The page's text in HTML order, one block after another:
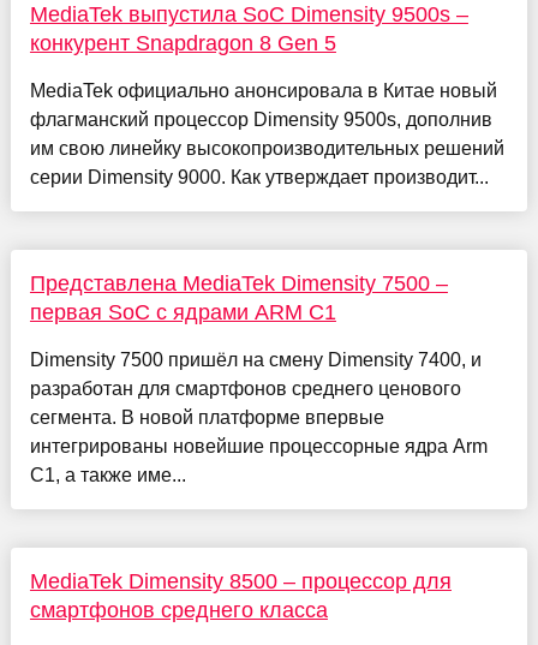
MediaTek выпустила SoC Dimensity 9500s –
конкурент Snapdragon 8 Gen 5
MediaTek официально анонсировала в Китае новый
флагманский процессор Dimensity 9500s, дополнив
им свою линейку высокопроизводительных решений
серии Dimensity 9000. Как утверждает производит...
Представлена MediaTek Dimensity 7500 –
первая SoC с ядрами ARM C1
Dimensity 7500 пришёл на смену Dimensity 7400, и
разработан для смартфонов среднего ценового
сегмента. В новой платформе впервые
интегрированы новейшие процессорные ядра Arm
C1, а также име...
MediaTek Dimensity 8500 – процессор для
смартфонов среднего класса